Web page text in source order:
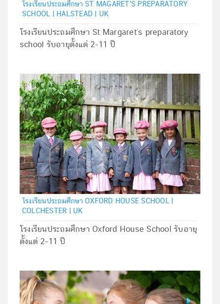
โรงเรียนประถมศึกษา ST MAGARET'S PREPARATORY
SCHOOL | HALSTEAD | UK
โรงเรียนประถมศึกษา St Margaret’s preparatory
school รับอายุตั้งแต่ 2-11 ปี
โรงเรียนประถมศึกษา OXFORD HOUSE SCHOOL |
COLCHESTER | UK
โรงเรียนประถมศึกษา Oxford House School รับอายุ
ตั้งแต่ 2-11 ปี